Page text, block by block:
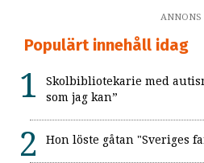
ANNONS
Populärt innehåll idag
Skolbibliotekarie med
som jag kan”
Hon löste gåtan "Sveriges